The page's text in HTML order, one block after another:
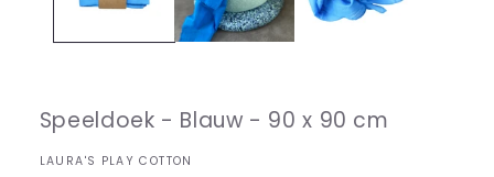
Speeldoek - Blauw - 90 x 90 cm
LAURA'S PLAY COTTON